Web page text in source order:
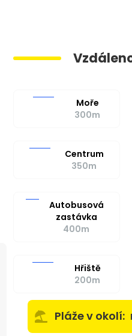
Moře
300m
Centrum
350m
Autobusová
zastávka
400m
Hřiště
200m
Pláže v okolí: